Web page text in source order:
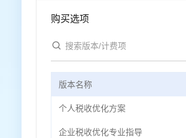
购买选项
版本名称
个人税收优化方案
企业税收优化专业指导